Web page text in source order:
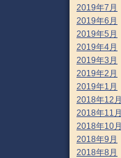
2019年7月
2019年6月
2019年5月
2019年4月
2019年3月
2019年2月
2019年1月
2018年12月
2018年11月
2018年10月
2018年9月
2018年8月